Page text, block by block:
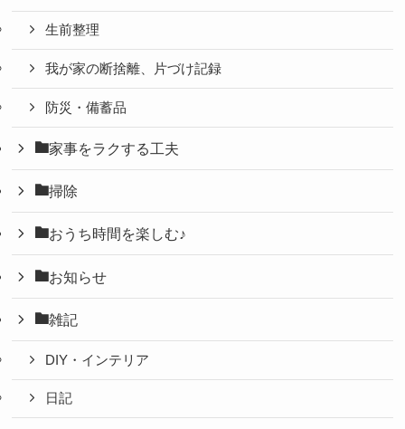
生前整理
我が家の断捨離、片づけ記録
防災・備蓄品
家事をラクする工夫
掃除
おうち時間を楽しむ♪
お知らせ
雑記
DIY・インテリア
日記